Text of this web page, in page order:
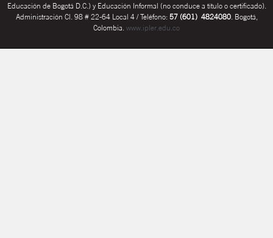
Educación de Bogotá D.C.) y Educación Informal (no conduce a título o certificado).
Administración Cl. 98 # 22-64 Local 4 / Teléfono: 57 (601) 4824080. Bogotá,
Colombia. www.ipler.edu.co